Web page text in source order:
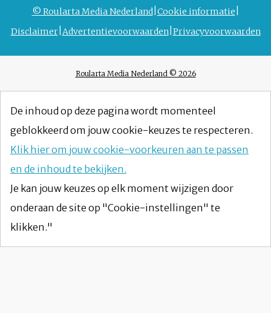
© Roularta Media Nederland Cookie informatie
Disclaimer Advertentievoorwaarden Privacyvoorwaarden
Roularta Media Nederland © 2026
De inhoud op deze pagina wordt momenteel
geblokkeerd om jouw cookie-keuzes te respecteren.
Klik hier om jouw cookie-voorkeuren aan te passen
en de inhoud te bekijken.
Je kan jouw keuzes op elk moment wijzigen door
onderaan de site op "Cookie-instellingen" te
klikken."